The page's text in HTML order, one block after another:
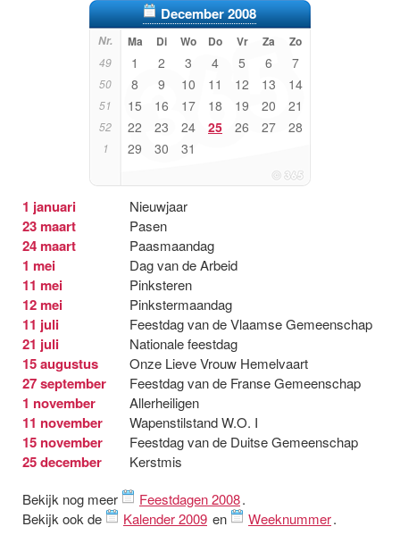
December 2008
Nr. Ma Di Wo Do Vr Za Zo
49 1 2 3 4 5 6 7
50 8 9 10 11 12 13 14
51 15 16 17 18 19 20 21
52 22 23 24 25 26 27 28
1 29 30 31
1 januari Nieuwjaar
23 maart Pasen
24 maart Paasmaandag
1 mei Dag van de Arbeid
11 mei Pinksteren
12 mei Pinkstermaandag
11 juli Feestdag van de Vlaamse Gemeenschap
21 juli Nationale feestdag
15 augustus Onze Lieve Vrouw Hemelvaart
27 september Feestdag van de Franse Gemeenschap
1 november Allerheiligen
11 november Wapenstilstand W.O. I
15 november Feestdag van de Duitse Gemeenschap
25 december
Kerstmis
Bekijk nog meer
Feestdagen 2008.
Bekijk ook de
Kalender 2009 en Weeknummer.